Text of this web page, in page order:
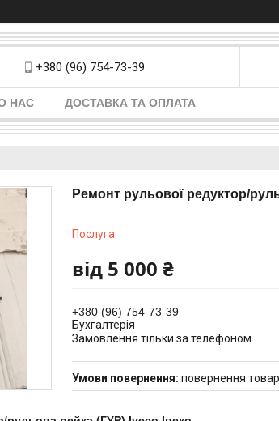
+380 (96) 754-73-39
НАС ДОСТАВКА ТА ОПЛАТА
Ремонт рульової редуктор/
Послуга
від 5 000 ₴
+380 (96) 754-73-39
Бухгалтерія
Замовлення тільки за телефоном
повернення